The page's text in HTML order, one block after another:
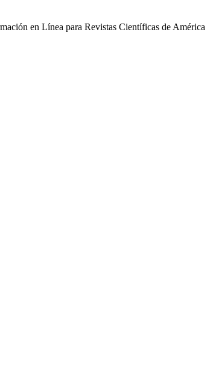
en Línea para Revistas Científicas de América